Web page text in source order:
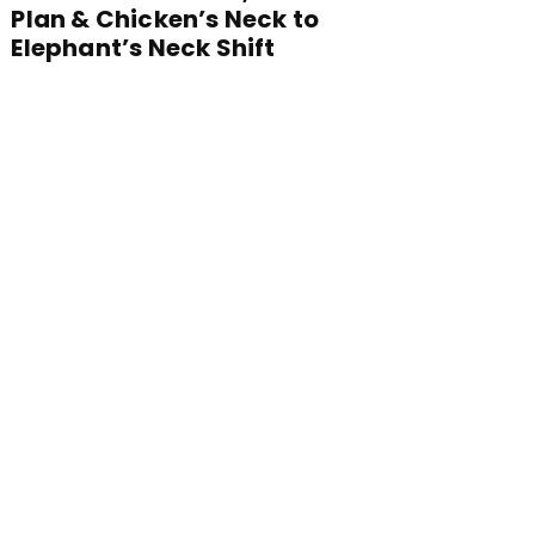
Plan & Chicken’s Neck to
Elephant’s Neck Shift